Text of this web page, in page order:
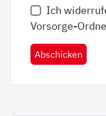
Ich
Vorsorge-
Abschicken